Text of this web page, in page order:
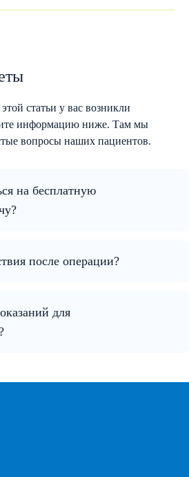
статьи у вас возникли
информацию ниже. Там мы
вопросы наших пациентов.
на бесплатную
после операции?
для